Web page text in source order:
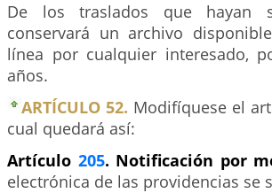
De los traslados que hayan
conservará un archivo
línea por cualquier interesado,
años.
ARTÍCULO 52. Modifíquese el
cual quedará así:
Artículo 205. Notificación por
electrónica de las providencias se